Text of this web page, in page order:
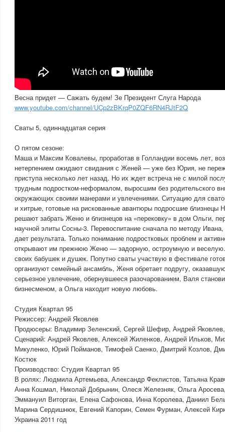
Весна придет — Сажать будем! Зе Президент Слуга Народа
www.youtube.com/channel/UCp2zBKrqP0ZQF6RN4RJtF2Q
Сваты 5, одиннадцатая серия
О пятом сезоне:
Маша и Максим Ковалевы, проработав в Голландии восемь лет,
нетерпением ожидают свидания с Женей — уже без Юрия, не
приступа несколько лет назад. Но их ждет встреча не с милой
трудным подростком-неформалом, выросшим без родительского
окружающих своими манерами и увлечениями. Ситуацию для
и хитрые, готовые на рискованные авантюры подросшие близнецы
решают забрать Женю и близнецов на «перековку» в дом Ольги,
научной элиты Сосны-3. Перевоспитание сначала по методу
дает результата. Только понимание подростковых проблем и
открывают им прежнюю Женю — задорную, остроумную и
своих бабушек и душек. Попутно сваты участвую в фестивале
организуют семейный ансамбль, Женя обретает подругу,
серьезное увлечение, обернувшееся разочарованием, Валя
бизнесменом, а Ольга находит новую любовь.
Студия Квартал 95
Режиссер: Андрей Яковлев
Продюсеры: Владимир Зеленский, Сергей Шефир, Андрей
Сценарий: Андрей Яковлев, Алексей Жиленков, Андрей Ильков,
Микуленко, Юрий Пойманов, Тимофей Саенко, Дмитрий Козлов,
Костюк
Производство: Студия Квартал 95
В ролях: Людмила Артемьева, Александр Феклистов, Татьяна
Анна Кошмал, Николай Добрынин, Олеся Железняк, Ольга
Эммануил Виторган, Елена Сафонова, Инна Королева, Даниил
Марина Сердишнюк, Евгений Капорин, Семен Фурман, Алексей
Украина 2011 год